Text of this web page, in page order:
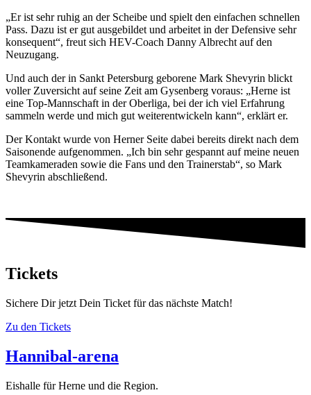
„Er ist sehr ruhig an der Scheibe und spielt den einfachen schnellen
Pass. Dazu ist er gut ausgebildet und arbeitet in der Defensive sehr
konsequent“, freut sich HEV-Coach Danny Albrecht auf den
Neuzugang.
Und auch der in Sankt Petersburg geborene Mark Shevyrin blickt
voller Zuversicht auf seine Zeit am Gysenberg voraus: „Herne ist
eine Top-Mannschaft in der Oberliga, bei der ich viel Erfahrung
sammeln werde und mich gut weiterentwickeln kann“, erklärt er.
Der Kontakt wurde von Herner Seite dabei bereits direkt nach dem
Saisonende aufgenommen. „Ich bin sehr gespannt auf meine neuen
Teamkameraden sowie die Fans und den Trainerstab“, so Mark
Shevyrin abschließend.
Tickets
Sichere Dir jetzt Dein Ticket für das nächste Match!
Zu den Tickets
Hannibal-arena
Eishalle für Herne und die Region.